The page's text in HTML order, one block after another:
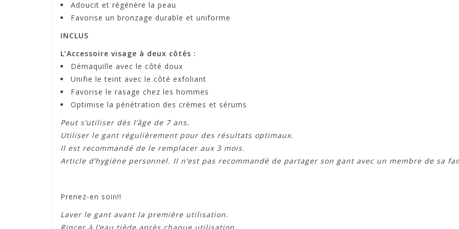
Adoucit et régénère la peau
Favorise un bronzage durable et uniforme
INCLUS
L’Accessoire visage à deux côtés :
Démaquille avec le côté doux
Unifie le teint avec le côté exfoliant
Favorise le rasage chez les hommes
Optimise la pénétration des crèmes et sérums
Peut s’utiliser dès l’âge de 7 ans.
Utiliser le gant régulièrement pour des résultats optimaux.
Il est recommandé de le remplacer aux 3 mois.
Article d’hygiène personnel. Il n’est pas recommandé de partager son gant avec un membre de sa
Prenez-en soin!!
Laver le gant avant la première utilisation.